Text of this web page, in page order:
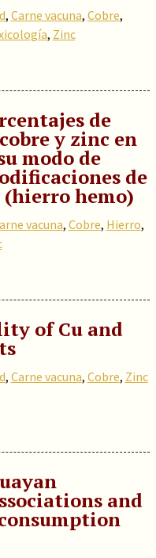
, Carne vacuna, Cobre,
, Zinc
de
y zinc en
modo de
de
hemo)
vacuna, Cobre, Hierro,
of Cu and
, Carne vacuna, Cobre, Zinc
and